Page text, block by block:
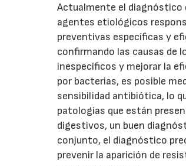
Actualmente el diagnóstico
agentes etiológicos
preventivas específicas y
confirmando las causas de
inespecíficos y mejorar la
por bacterias, es posible
sensibilidad antibiótica, lo
patologías que están
digestivos, un buen
conjunto, el diagnóstico
prevenir la aparición de